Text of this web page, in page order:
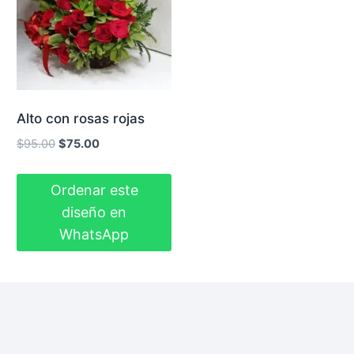
Alto con rosas rojas
$95.00 El
era:
$95.00.
$75.00El
es:
$75.00.
Ordenar este
diseño en
WhatsApp